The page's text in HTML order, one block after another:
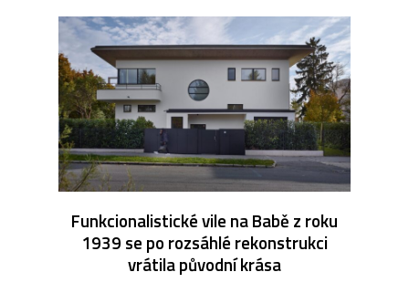
Funkcionalistické vile na Babě z roku
1939 se po rozsáhlé rekonstrukci
vrátila původní krása